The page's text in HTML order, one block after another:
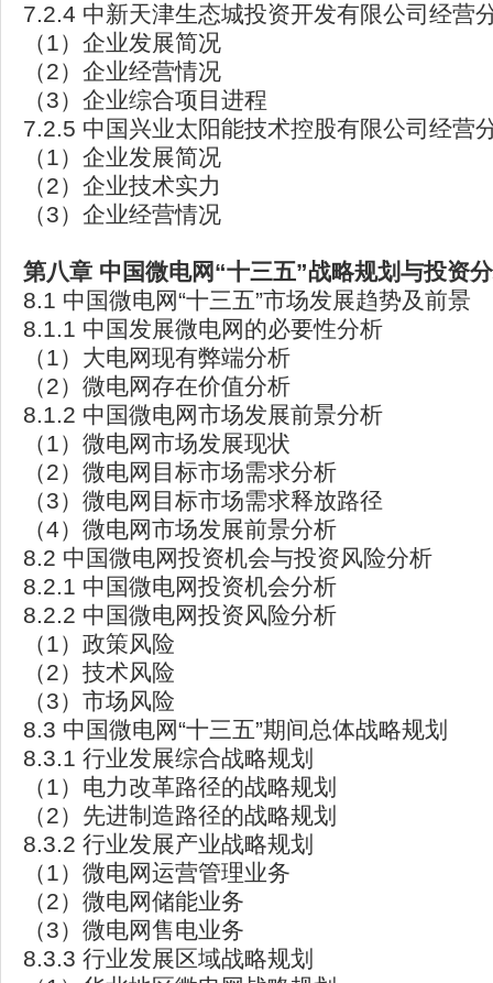
7.2.4 中新天津生态城投资开发有限公司经营
（1）企业发展简况
（2）企业经营情况
（3）企业综合项目进程
7.2.5 中国兴业太阳能技术控股有限公司经营
（1）企业发展简况
（2）企业技术实力
（3）企业经营情况
第八章 中国微电网“十三五”战略规划与投资
8.1 中国微电网“十三五”市场发展趋势及前景
8.1.1 中国发展微电网的必要性分析
（1）大电网现有弊端分析
（2）微电网存在价值分析
8.1.2 中国微电网市场发展前景分析
（1）微电网市场发展现状
（2）微电网目标市场需求分析
（3）微电网目标市场需求释放路径
（4）微电网市场发展前景分析
8.2 中国微电网投资机会与投资风险分析
8.2.1 中国微电网投资机会分析
8.2.2 中国微电网投资风险分析
（1）政策风险
（2）技术风险
（3）市场风险
8.3 中国微电网“十三五”期间总体战略规划
8.3.1 行业发展综合战略规划
（1）电力改革路径的战略规划
（2）先进制造路径的战略规划
8.3.2 行业发展产业战略规划
（1）微电网运营管理业务
（2）微电网储能业务
（3）微电网售电业务
8.3.3 行业发展区域战略规划